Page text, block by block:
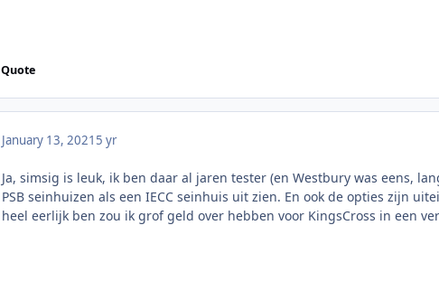
Quote
January 13, 2021 5 yr
Ja, simsig is leuk, ik ben daar al jaren tester (en Westbury was eens,
PSB seinhuizen als een IECC seinhuis uit zien. En ook de opties zijn
heel eerlijk ben zou ik grof geld over hebben voor KingsCross in een